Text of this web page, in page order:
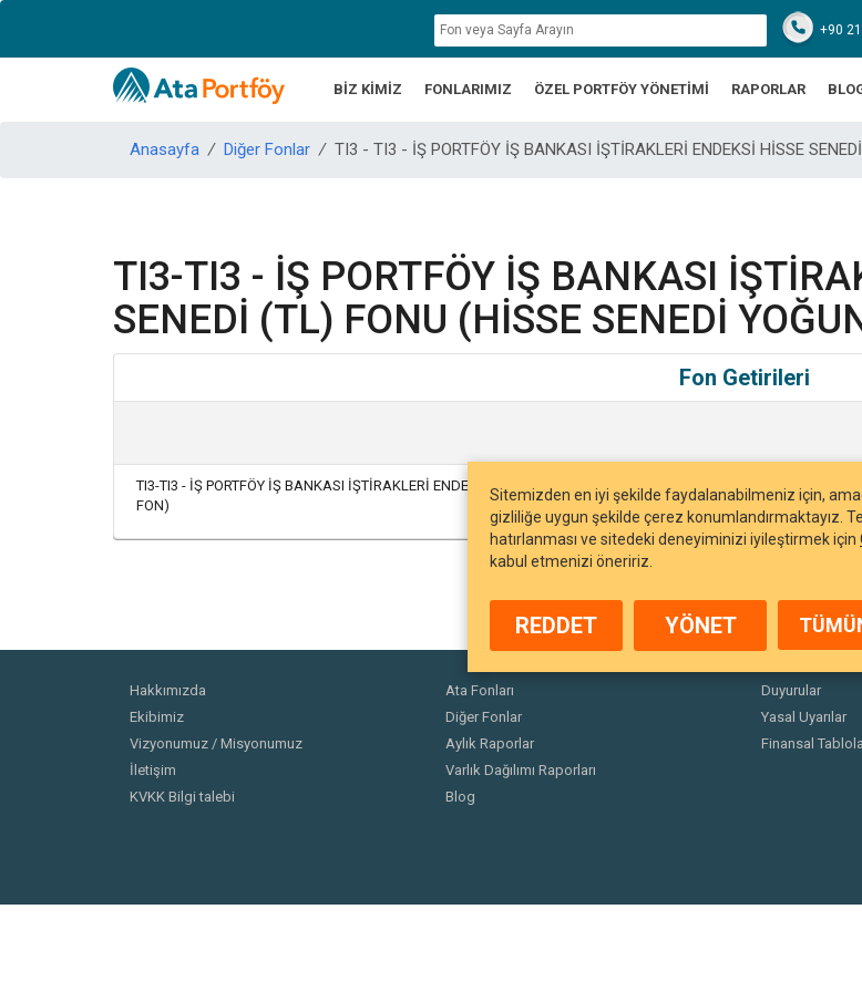
+90
BİZ KİMİZ FONLARIMIZ ÖZEL PORTFÖY YÖNETİMİ RAPORLAR
Anasayfa / Diğer Fonlar / TI3 - TI3 - İŞ PORTFÖY İŞ BANKASI İŞTİRAKLERİ ENDEKSİ HİSSE
TI3-TI3 - İŞ PORTFÖY İŞ BANKASI
SENEDİ (TL) FONU (HİSSE SENEDİ
Fon Getirileri
TI3-TI3 - İŞ PORTFÖY İŞ BANKASI İŞTİRAKLERİ ENDEKSİ HİSSE SENEDİ (TL) FONU (HİSSE SENEDİ YOĞUN
FON)
Hakkımızda
Ekibimiz
Vizyonumuz / Misyonumuz
İletişim
KVKK Bilgi talebi
Ata Fonları
Diğer Fonlar
Aylık Raporlar
Varlık Dağılımı Raporları
Blog
Duyurular
Yasal Uyarılar
Finansal
Sitemizden en iyi şekilde faydalanabilmeniz için,
gizliliğe uygun şekilde çerez konumlandırmaktayız.
hatırlanması ve sitedeki deneyiminizi iyileştirmek için
kabul etmenizi öneririz.
REDDET YÖNET